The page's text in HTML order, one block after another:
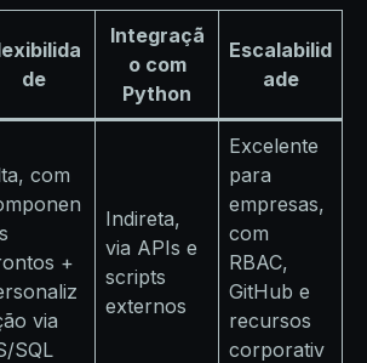
de
Integraçã
o com
Python
Escalabilid
ade
com
+
via
SQL
Indireta,
via APIs e
scripts
externos
Excelente
para
empresas,
com
RBAC,
GitHub e
recursos
corporativ